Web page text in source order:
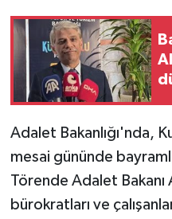
Adalet Bakanlığı'nda,
mesai gününde
Törende Adalet Bakanı
bürokratları ve